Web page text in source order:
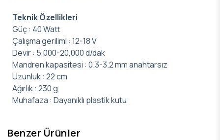
Teknik Özellikleri
Güç : 40 Watt
Çalışma gerilimi : 12-18 V
Devir : 5,000-20,000 d/dak
Mandren kapasitesi : 0.3-3.2 mm anahtarsız
Uzunluk : 22 cm
Ağırlık : 230 g
Muhafaza : Dayanıklı plastik kutu
Benzer Ürünler